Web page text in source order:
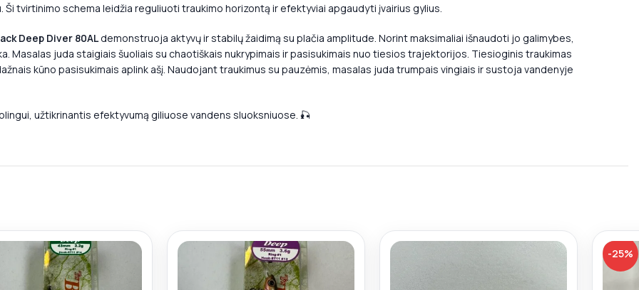
tvirtinimo schema leidžia reguliuoti traukimo horizontą ir efektyviai apgaudyti įvairius gylius.
Deep Diver 80ALdemonstruoja aktyvų ir stabilų žaidimą su plačia amplitude. Norint maksimaliai išnaudoti jo galimybes,
Masalas juda staigiais šuoliais su chaotiškais nukrypimais ir pasisukimais nuo tiesios trajektorijos. Tiesioginis traukimas
kūno pasisukimais aplink ašį. Naudojant traukimus su pauzėmis, masalas juda trumpais vingiais ir sustoja vandenyje
užtikrinantis efektyvumą giliuose vandens sluoksniuose. 🎣
-25%